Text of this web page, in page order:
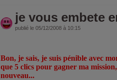
je vous embete
publié le 05/12/2008 à 10:15
Bon, je sais, je suis pénible avec
que 5 clics pour gagner ma
nouveau...